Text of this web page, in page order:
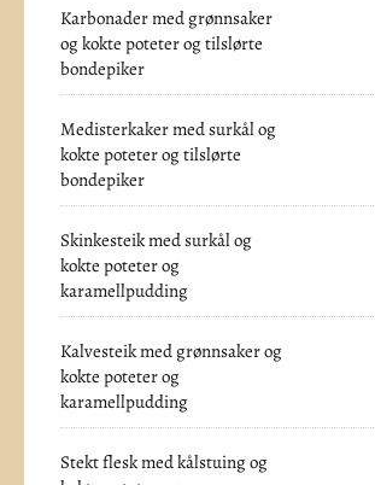
Karbonader med grønnsaker
og kokte poteter og tilslørte
bondepiker
Medisterkaker med surkål og
kokte poteter og tilslørte
bondepiker
Skinkesteik med surkål og
kokte poteter og
karamellpudding
Kalvesteik med grønnsaker og
kokte poteter og
karamellpudding
Stekt flesk med kålstuing og